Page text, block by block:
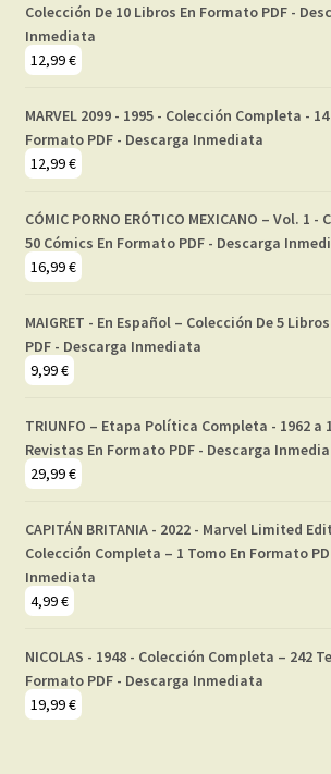
Colección De 10 Libros En Formato PDF -
Inmediata
12,99€
MARVEL 2099 - 1995 - Colección Completa -
Formato PDF - Descarga Inmediata
12,99€
CÓMIC PORNO ERÓTICO MEXICANO – Vol. 1 -
50 Cómics En Formato PDF - Descarga
16,99€
MAIGRET - En Español – Colección De 5
PDF - Descarga Inmediata
9,99€
TRIUNFO – Etapa Política Completa - 1962 a
Revistas En Formato PDF - Descarga
29,99€
CAPITÁN BRITANIA - 2022 - Marvel Limited
Colección Completa – 1 Tomo En Formato
Inmediata
4,99€
NICOLAS - 1948 - Colección Completa – 242
Formato PDF - Descarga Inmediata
19,99€